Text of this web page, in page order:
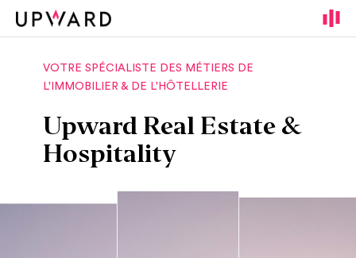
VOTRE SPÉCIALISTE DES MÉTIERS DE
L'IMMOBILIER & DE L'HÔTELLERIE
Upward Real Estate &
Hospitality